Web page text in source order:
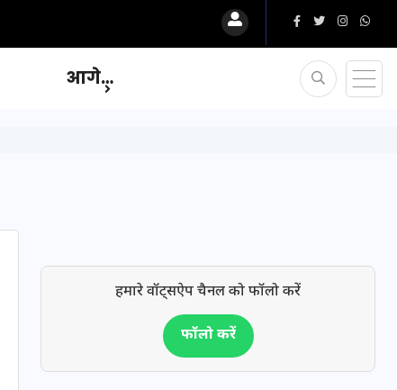
आगे…
हमारे वॉट्सऐप चैनल को फॉलो करें
फॉलो करें